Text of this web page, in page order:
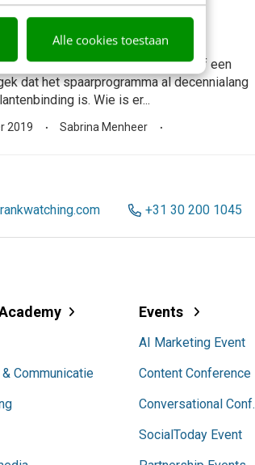
Alle cookies toestaan
in 2019 aan
want dan krijgen ze korting of een
dat het spaarprogramma al decennialang
is. Wie is er...
2019 Sabrina Menheer
+31 30 200 1045
Communicatie
Events
AI Marketing Event
Content Conference
Conversational Conf.
SocialToday Event